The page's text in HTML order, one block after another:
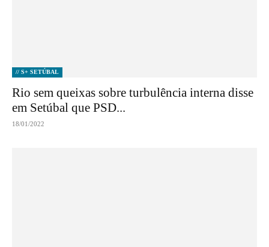
// S+ SETÚBAL
Rio sem queixas sobre turbulência interna disse
em Setúbal que PSD...
18/01/2022